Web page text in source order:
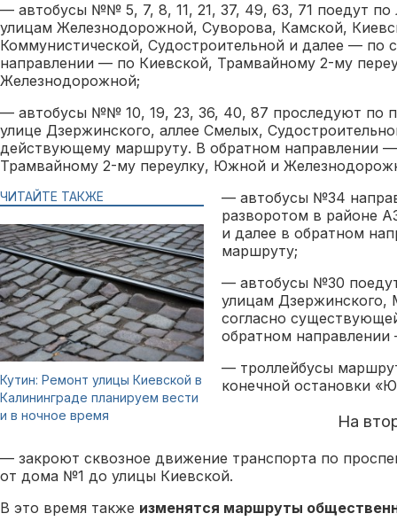
— автобусы №№ 5, 7, 8, 11, 21, 37, 49, 63, 71 поедут по
улицам Железнодорожной, Суворова, Камской,
Коммунистической, Судостроительной и далее — по
направлении — по Киевской, Трамвайному 2-му
Железнодорожной;
— автобусы №№ 10, 19, 23, 36, 40, 87 проследуют по
улице Дзержинского, аллее Смелых,
действующему маршруту. В обратном направлении
Трамвайному 2-му переулку, Южной и
ЧИТАЙТЕ ТАКЖЕ
Кутин: Ремонт улицы Киевской в
Калининграде планируем вести
и в ночное время
— автобусы №34
разворотом в районе
и далее в обратном
маршруту;
— автобусы №30
улицам Дзержинского,
согласно
обратном
— троллейбусы
конечной остановки
На
— закроют сквозное движение транспорта по
от дома №1 до улицы Киевской.
В это время также изменятся маршруты